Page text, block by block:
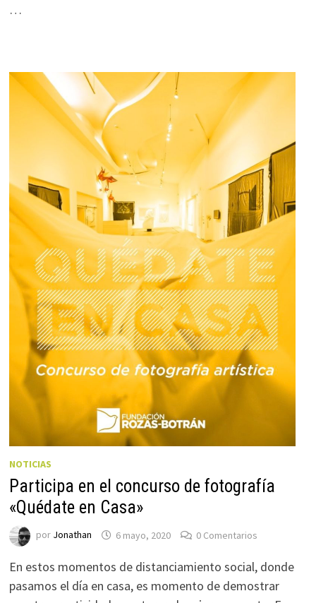
…
NOTICIAS
Participa en el concurso de fotografía
«Quédate en Casa»
por Jonathan 6 mayo, 2020 0 Comentarios
En estos momentos de distanciamiento social, donde
pasamos el día en casa, es momento de demostrar